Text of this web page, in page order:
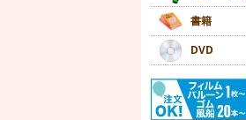
書籍
DVD